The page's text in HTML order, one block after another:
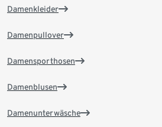
Damenkleider
Damenpullover
Damensporthosen
Damenblusen
Damenunterwäsche